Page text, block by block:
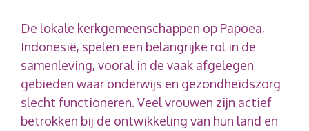
De lokale kerkgemeenschappen op Papoea,
Indonesië, spelen een belangrijke rol in de
samenleving, vooral in de vaak afgelegen
gebieden waar onderwijs en gezondheidszorg
slecht functioneren. Veel vrouwen zijn actief
betrokken bij de ontwikkeling van hun land en